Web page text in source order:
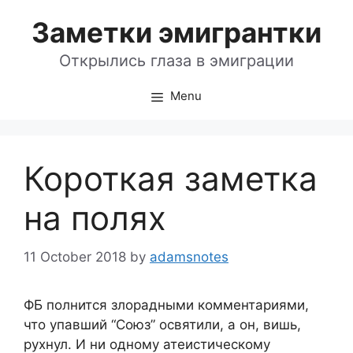
contentЗаметки эмигрантки
Открылись глаза в эмиграции
Menu
Короткая заметка
на полях
11 October 2018 by adamsnotes
ФБ полнится злорадными комментариями,
что упавший “Союз” освятили, а он, вишь,
рухнул. И ни одному атеистическому